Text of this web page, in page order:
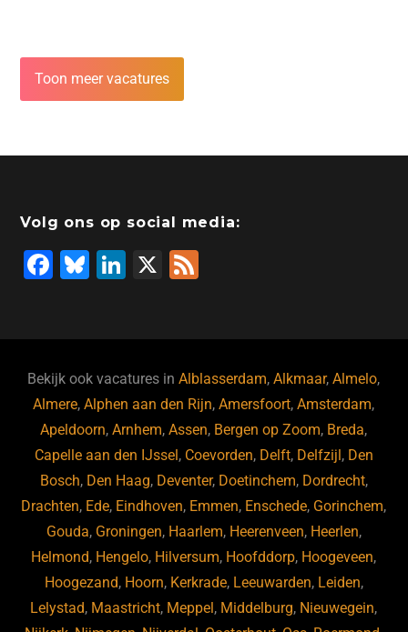
Toon meer vacatures
Volg ons op social media:
F
b
o
o
k
Bl
ky
Li
dI
n
X
Bekijk ook vacatures inAlblasserdam,Alkmaar,Almelo,
Almere,Alphen aan den Rijn,Amersfoort,Amsterdam,
Apeldoorn,Arnhem,Assen, Bergen op Zoom, Breda,
Capelle aan den IJssel , Coevorden, Delft, Delfzijl , Den
Bosch, Den Haag, Deventer, Doetinchem, Dordrecht,
Drachten, Ede, Eindhoven, Emmen, Enschede, Gorinchem,
Gouda, Groningen, Haarlem, Heerenveen, Heerlen,
Helmond, Hengelo, Hilversum, Hoofddorp, Hoogeveen,
Hoogezand, Hoorn, Kerkrade, Leeuwarden, Leiden,
Lelystad, Maastricht, Meppel , Middelburg, Nieuwegein,